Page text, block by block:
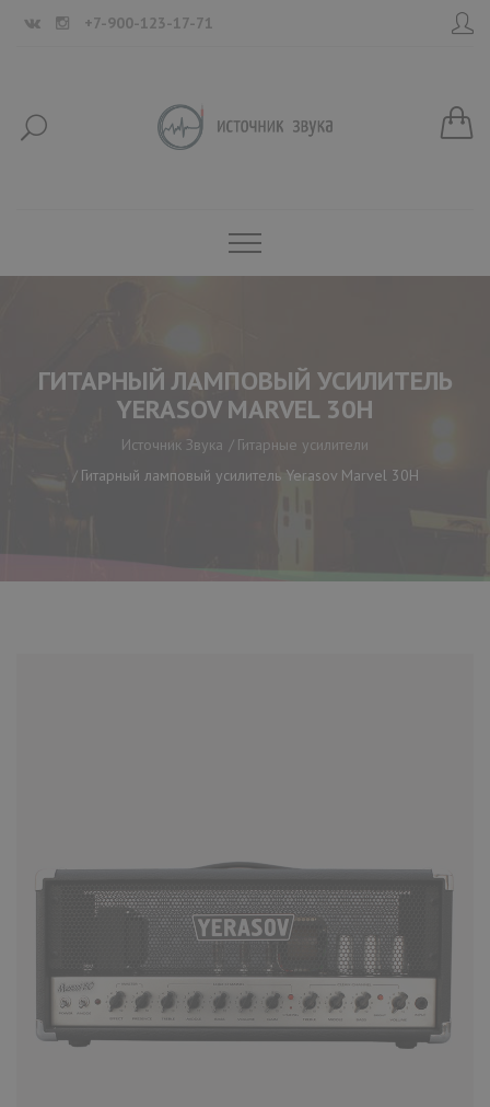
+7-900-123-17-71
ГИТАРНЫЙ ЛАМПОВЫЙ УСИЛИТЕЛЬ
YERASOV MARVEL 30H
Источник Звука
Гитарные усилители
Гитарный ламповый усилитель Yerasov Marvel 30H